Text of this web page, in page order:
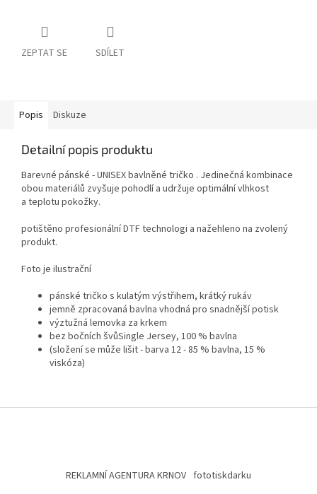
ZEPTAT SE SDÍLET
Popis Diskuze
Detailní popis produktu
Barevné pánské - UNISEX bavlněné tričko . Jedinečná kombinace
obou materiálů zvyšuje pohodlí a udržuje optimální vlhkost
a teplotu pokožky.
potištěno profesionální DTF technologi a nažehleno na zvolený
produkt.
Foto je ilustrační
pánské tričko s kulatým výstřihem, krátký rukáv
jemně zpracovaná bavlna vhodná pro snadnější potisk
výztužná lemovka za krkem
bez bočních švůSingle Jersey, 100 % bavlna
(složení se může lišit - barva 12 - 85 % bavlna, 15 %
viskóza)
REKLAMNÍ AGENTURA KRNOV fototiskdarku